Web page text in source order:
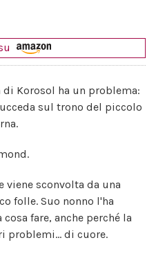
di Korosol ha un problema:
sul trono del piccolo
viene sconvolta da una
folle. Suo nonno l'ha
fare, anche perché la
problemi... di cuore.